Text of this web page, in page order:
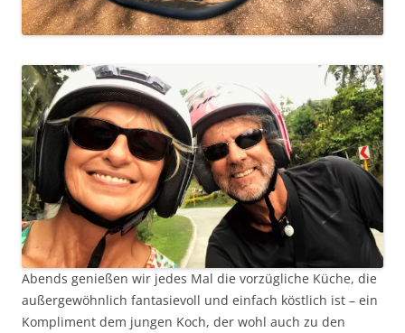
Abends genießen wir jedes Mal die vorzügliche Küche, die
außergewöhnlich fantasievoll und einfach köstlich ist – ein
Kompliment dem jungen Koch, der wohl auch zu den